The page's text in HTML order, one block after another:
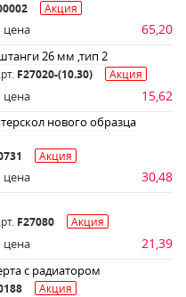
Акция
цена 65,20
26 мм ,тип 2
F27020-(10.30) Акция
цена 15,62
нового образца
Акция
цена 30,48
F27080 Акция
цена 21,39
с радиатором
Акция